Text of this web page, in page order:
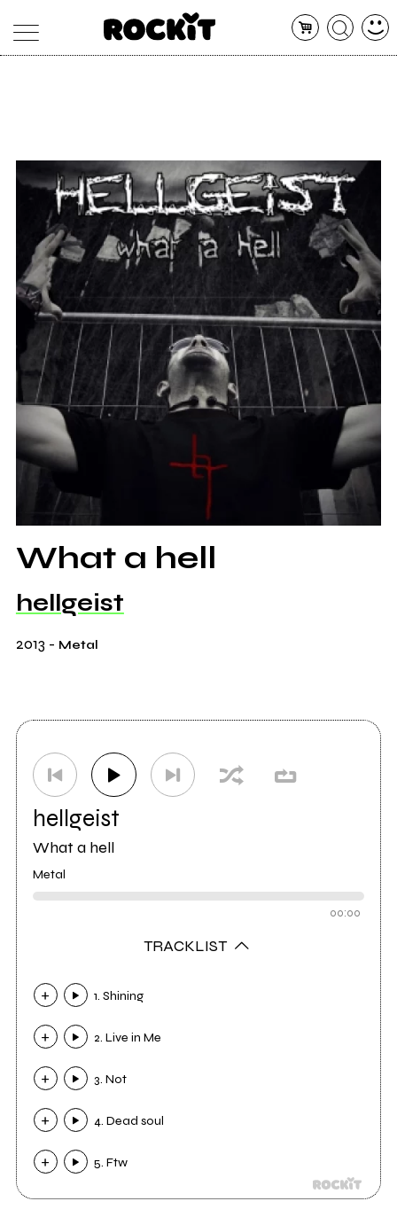
ARTISTI
CONCERTI
SHOP
RADIO
What a hell
hellgeist
2013 - Metal
hellgeist
What a hell
Metal
00:00
TRACKLIST
1. Shining
2. Live in Me
3. Not
4. Dead soul
5. Ftw